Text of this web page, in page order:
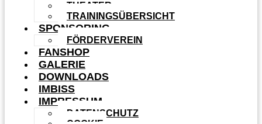
THEATER
TRAININGSÜBERSICHT
SPONSORING
FÖRDERVEREIN
FANSHOP
GALERIE
DOWNLOADS
IMBISS
IMPRESSUM
DATENSCHUTZ